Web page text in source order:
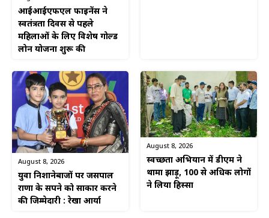
आईआईएफएल फाइनेंस ने
स्वतंत्रता दिवस से पहले
महिलाओं के लिए विशेष गोल्ड
लोन योजना शुरू की
August 8, 2026
युवा निशानेबाजों पर जसपाल
राणा के सपने को साकार करने
की जिम्मेदारी : रेखा आर्या
August 8, 2026
स्वच्छता अभियान में डीएम ने
थामा झाड़ू, 100 से अधिक लोगों
ने लिया हिस्सा